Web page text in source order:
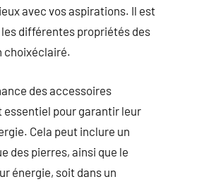
avec vos aspirations. Il est
différentes propriétés des
choixéclairé.
des accessoires
pour garantir leur
Cela peut inclure un
des pierres, ainsi que le
énergie, soit dans un